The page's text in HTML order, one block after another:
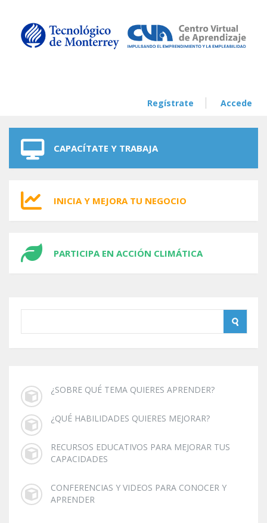
Regístrate Accede
CAPACÍTATE Y TRABAJA
INICIA Y MEJORA TU NEGOCIO
PARTICIPA EN ACCIÓN CLIMÁTICA
¿SOBRE QUÉ TEMA QUIERES APRENDER?
¿QUÉ HABILIDADES QUIERES MEJORAR?
RECURSOS EDUCATIVOS PARA MEJORAR TUS
CAPACIDADES
CONFERENCIAS Y VIDEOS PARA CONOCER Y
APRENDER